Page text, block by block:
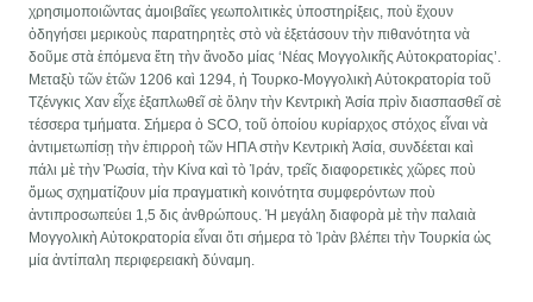
χρησιμοποιῶντας ἀμοιβαῖες γεωπολιτικὲς ὑποστηρίξεις, ποὺ ἔχουν
ὀδηγήσει μερικοὺς παρατηρητὲς στὸ νὰ ἐξετάσουν τὴν πιθανότητα νὰ
δοῦμε στὰ ἐπόμενα ἔτη τὴν ἄνοδο μίας ‘Νέας Μογγολικῆς Αὐτοκρατορίας’.
Μεταξὺ τῶν ἐτῶν 1206 καὶ 1294, ἡ Τουρκο-Μογγολικὴ Αὑτοκρατορία τοῦ
Τζένγκις Χαν εἶχε ἐξαπλωθεῖ σὲ ὅλην τὴν Κεντρικὴ Ἀσία πρὶν διασπασθεῖ σὲ
τέσσερα τμήματα. Σήμερα ὁ SCO, τοῦ ὁποίου κυρίαρχος στόχος εἶναι νὰ
ἀντιμετωπίσῃ τὴν ἐπιρροὴ τῶν ΗΠΑ στὴν Κεντρικὴ Ἀσία, συνδέεται καὶ
πάλι μὲ τὴν Ῥωσία, τὴν Κίνα καὶ τὸ Ἰράν, τρεῖς διαφορετικὲς χῶρες ποὺ
ὅμως σχηματίζουν μία πραγματικὴ κοινότητα συμφερόντων ποὺ
ἀντιπροσωπεύει 1,5 δις ἀνθρώπους. Ἡ μεγάλη διαφορὰ μὲ τὴν παλαιὰ
Μογγολικὴ Αὐτοκρατορία εἶναι ὅτι σήμερα τὸ Ἰρὰν βλέπει τὴν Τουρκία ὡς
μία ἀντίπαλη περιφερειακὴ δύναμη.